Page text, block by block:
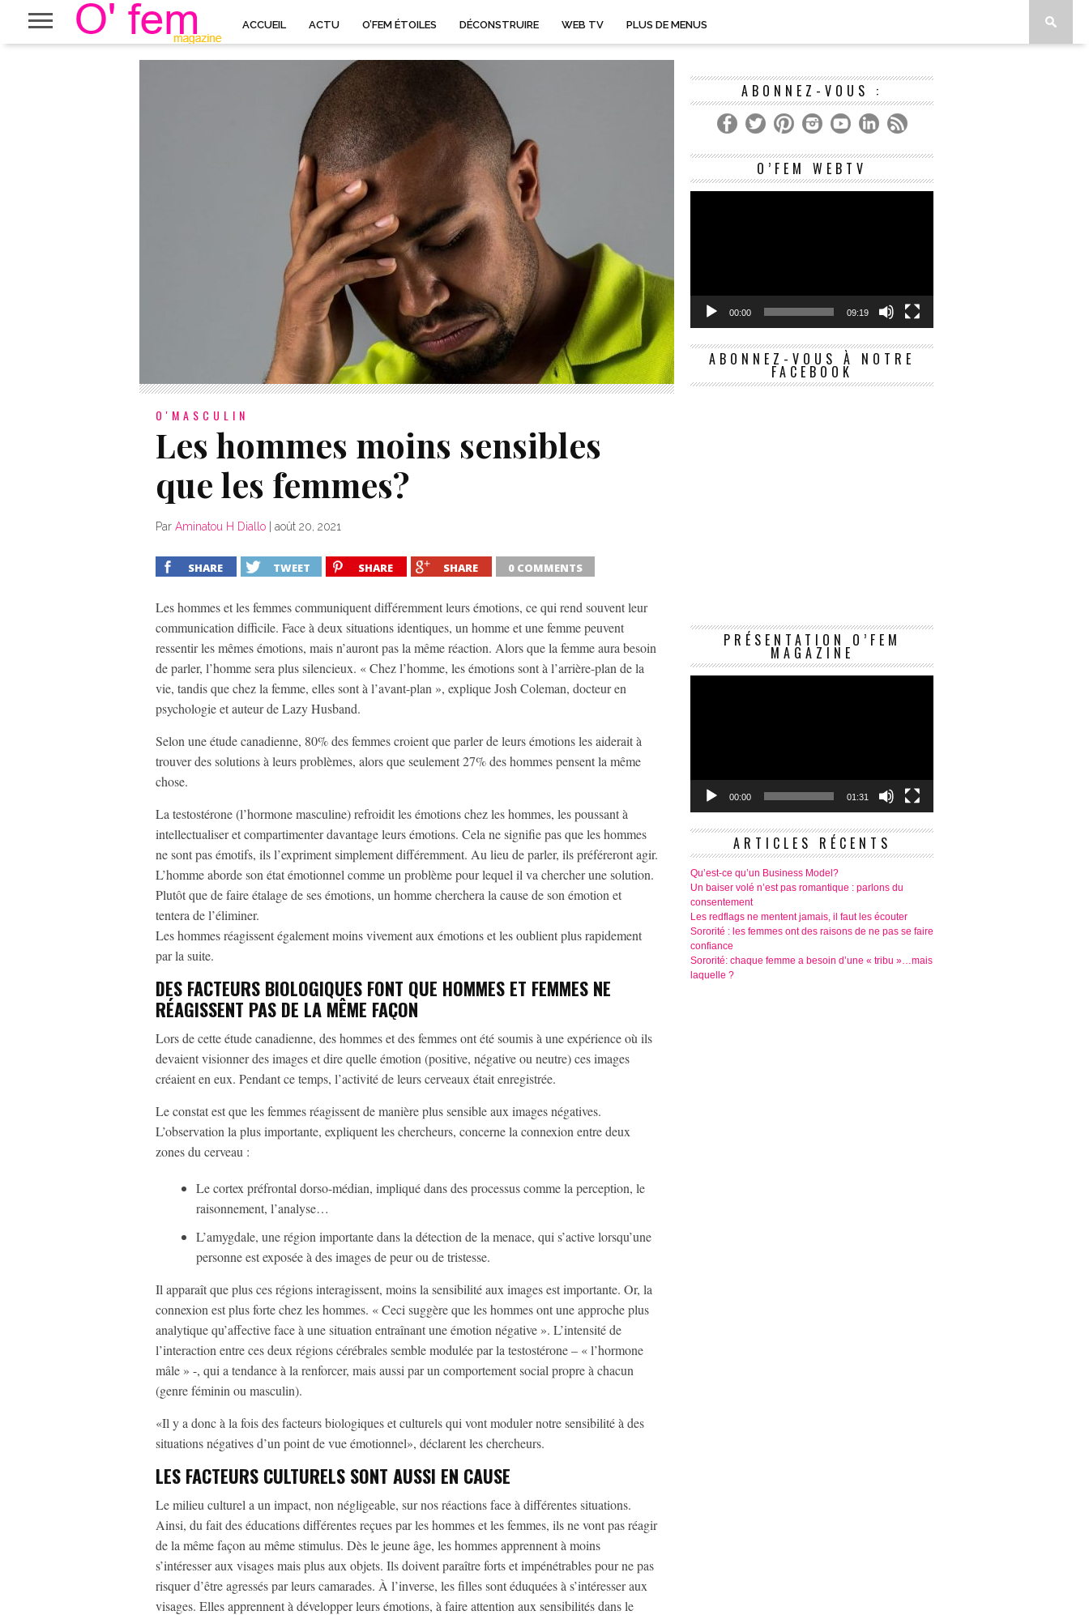
ACCUEIL ACTU O’FEM ÉTOILES DÉCONSTRUIRE WEB TV PLUS DE MENUS
O'MASCULIN
Les hommes moins sensibles
que les femmes?
Par Aminatou H Diallo août 20, 2021
SHARE TWEET SHARE SHARE 0 COMMENTS
Les hommes et les femmes communiquent différemment leurs émotions, ce qui rend souvent leur
communication difficile. Face à deux situations identiques, un homme et une femme peuvent
ressentir les mêmes émotions, mais n’auront pas la même réaction. Alors que la femme aura besoin
de parler, l’homme sera plus silencieux. « Chez l’homme, les émotions sont à l’arrière-plan de la
vie, tandis que chez la femme, elles sont à l’avant-plan », explique Josh Coleman, docteur en
psychologie et auteur de Lazy Husband.
Selon une étude canadienne, 80% des femmes croient que parler de leurs émotions les aiderait à
trouver des solutions à leurs problèmes, alors que seulement 27% des hommes pensent la même
chose.
La testostérone (l’hormone masculine) refroidit les émotions chez les hommes, les poussant à
intellectualiser et compartimenter davantage leurs émotions. Cela ne signifie pas que les hommes
ne sont pas émotifs, ils l’expriment simplement différemment. Au lieu de parler, ils préféreront agir.
L’homme aborde son état émotionnel comme un problème pour lequel il va chercher une solution.
Plutôt que de faire étalage de ses émotions, un homme cherchera la cause de son émotion et
tentera de l’éliminer.
Les hommes réagissent également moins vivement aux émotions et les oublient plus rapidement
par la suite.
DES FACTEURS BIOLOGIQUES FONT QUE HOMMES ET FEMMES NE
RÉAGISSENT PAS DE LA MÊME FAÇON
Lors de cette étude canadienne, des hommes et des femmes ont été soumis à une expérience où ils
devaient visionner des images et dire quelle émotion (positive, négative ou neutre) ces images
créaient en eux. Pendant ce temps, l’activité de leurs cerveaux était enregistrée.
Le constat est que les femmes réagissent de manière plus sensible aux images négatives.
L’observation la plus importante, expliquent les chercheurs, concerne la connexion entre deux
zones du cerveau :
Le cortex préfrontal dorso-médian, impliqué dans des processus comme la perception, le
raisonnement, l’analyse…
L’amygdale, une région importante dans la détection de la menace, qui s’active lorsqu’une
personne est exposée à des images de peur ou de tristesse.
Il apparaît que plus ces régions interagissent, moins la sensibilité aux images est importante. Or, la
connexion est plus forte chez les hommes. « Ceci suggère que les hommes ont une approche plus
analytique qu’affective face à une situation entraînant une émotion négative ». L’intensité de
l’interaction entre ces deux régions cérébrales semble modulée par la testostérone – « l’hormone
mâle » -, qui a tendance à la renforcer, mais aussi par un comportement social propre à chacun
(genre féminin ou masculin).
«Il y a donc à la fois des facteurs biologiques et culturels qui vont moduler notre sensibilité à des
situations négatives d’un point de vue émotionnel», déclarent les chercheurs.
LES FACTEURS CULTURELS SONT AUSSI EN CAUSE
Le milieu culturel a un impact, non négligeable, sur nos réactions face à différentes situations.
Ainsi, du fait des éducations différentes reçues par les hommes et les femmes, ils ne vont pas réagir
de la même façon au même stimulus. Dès le jeune âge, les hommes apprennent à moins
s’intéresser aux visages mais plus aux objets. Ils doivent paraître forts et impénétrables pour ne pas
risquer d’être agressés par leurs camarades. À l’inverse, les filles sont éduquées à s’intéresser aux
visages. Elles apprennent à développer leurs émotions, à faire attention aux sensibilités dans le
ABONNEZ-VOUS :
O’FEM WEBTV
Lecteur
00:00 09:19
ABONNEZ-VOUS À NOTRE
FACEBOOK
PRÉSENTATION O’FEM
MAGAZINE
Lecteur
00:00 01:31
ARTICLES RÉCENTS
Qu’est-ce qu’un Business Model?
Un baiser volé n’est pas romantique : parlons du
consentement
Les redflags ne mentent jamais, il faut les écouter
Sororité : les femmes ont des raisons de ne pas se faire
confiance
Sororité: chaque femme a besoin d’une « tribu »…mais
laquelle ?